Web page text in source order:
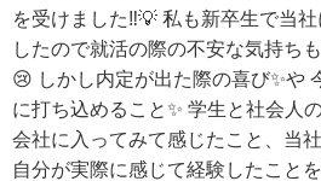
を受けました‼️💡 私も新卒生で当
したので就活の際の不安な気持ち
😢 しかし内定が出た際の喜び✨や
に打ち込めること✨ 学生と社会人
会社に入ってみて感じたこと、当
自分が実際に感じて経験したこと